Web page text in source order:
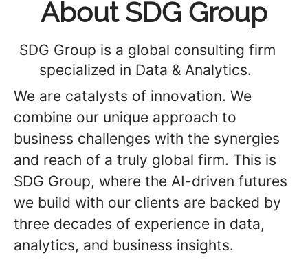
About SDG Group
SDG Group is a global consulting firm
specialized in Data & Analytics.
We are catalysts of innovation. We
combine our unique approach to
business challenges with the synergies
and reach of a truly global firm. This is
SDG Group, where the AI-driven futures
we build with our clients are backed by
three decades of experience in data,
analytics, and business insights.